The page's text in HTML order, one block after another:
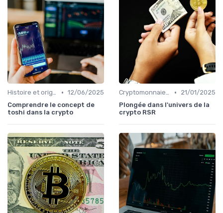
Histoire et origines des cryptomonnaies • 12/06/2025
Comprendre le concept de
toshi dans la crypto
Cryptomonnaies populaires •
21/01/2025
Plongée dans l'univers de la
crypto RSR